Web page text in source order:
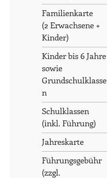
Familienkarte
(2 Erwachsene +
Kinder)
Kinder bis 6 Jahre
sowie
Grundschulklasse
n
Schulklassen
(inkl. Führung)
Jahreskarte
Führungsgebühr
(zzgl.